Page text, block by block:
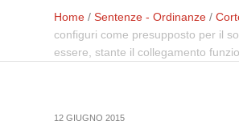
Home /Sentenze - Ordinanze /
configuri come presupposto per il
essere, stante il collegamento
12 GIUGNO 2015